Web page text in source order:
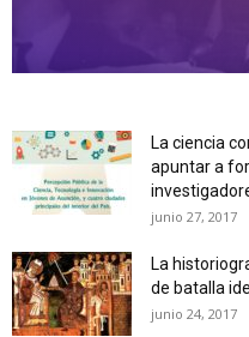
La ciencia
apuntar a
junio 27, 2017
La
de batalla
junio 24, 2017